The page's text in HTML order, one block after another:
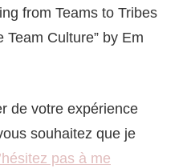
from Teams to Tribes
Team Culture” by Em
de votre expérience
souhaitez que je
pas à me